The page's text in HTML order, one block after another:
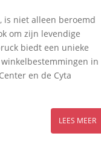
is niet alleen beroemd
om zijn levendige
biedt een unieke
in
en de Cyta
LEES MEER